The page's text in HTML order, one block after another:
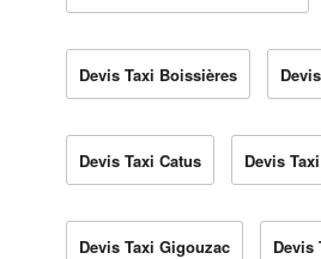
Devis Taxi Boissières
Devis Taxi Catus Devis
Devis Taxi Gigouzac Devis